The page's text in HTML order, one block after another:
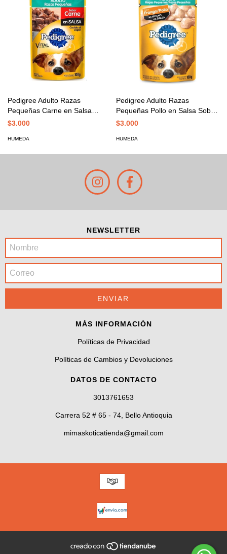
Pedigree Adulto Razas
Pequeñas Carne en Salsa
Sobre 100 Grs
$3.000
HUMEDA
Pedigree Adulto Razas
Pequeñas Pollo en Salsa Sobre
100 Grs
$3.000
HUMEDA
NEWSLETTER
MÁS INFORMACIÓN
Políticas de Privacidad
Políticas de Cambios y Devoluciones
DATOS DE CONTACTO
3013761653
Carrera 52 # 65 - 74, Bello Antioquia
mimaskoticatienda@gmail.com